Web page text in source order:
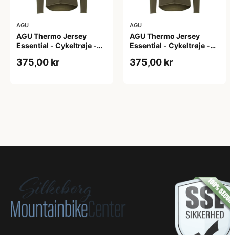
AGU
AGU Thermo Jersey
Essential - Cykeltrøje -
375,00 kr
AGU
AGU Thermo Jersey
Essential - Cykeltrøje -
M
375,00 kr